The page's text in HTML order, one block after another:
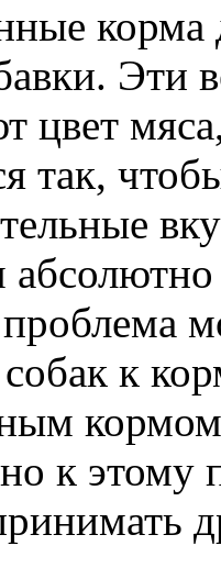
корма
Эти
цвет
так,
к
к этому